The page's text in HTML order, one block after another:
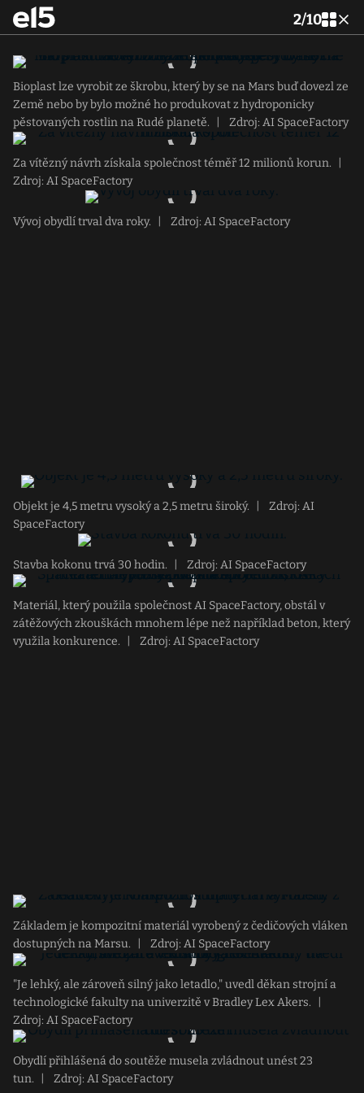
2/10
Bioplast lze vyrobit ze škrobu, který by se na Mars buď dovezl ze
Země nebo by bylo možné ho produkovat z hydroponicky
pěstovaných rostlin na Rudé planetě.
Zdroj: AI SpaceFactory
Za vítězný návrh získala společnost téměř 12 milionů korun.
Zdroj: AI SpaceFactory
Vývoj obydlí trval dva roky. Zdroj: AI SpaceFactory
Objekt je 4,5 metru vysoký a 2,5 metru široký.
Zdroj: AI
SpaceFactory
Stavba kokonu trvá 30 hodin. Zdroj: AI SpaceFactory
Materiál, který použila společnost AI SpaceFactory, obstál v
zátěžových zkouškách mnohem lépe než například beton, který
využila konkurence.
Zdroj: AI SpaceFactory
Základem je kompozitní materiál vyrobený z čedičových vláken
dostupných na Marsu.
Zdroj: AI SpaceFactory
"Je lehký, ale zároveň silný jako letadlo," uvedl děkan strojní a
technologické fakulty na univerzitě v Bradley Lex Akers.
Zdroj: AI SpaceFactory
Obydlí přihlášená do soutěže musela zvládnout unést 23
tun.
Zdroj: AI SpaceFactory